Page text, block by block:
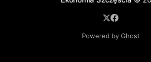
Powered by Ghost